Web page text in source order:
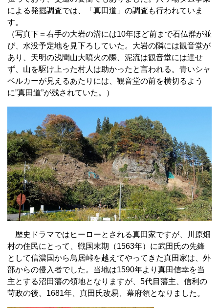
による発掘調査では、「真田道」の調査も行われていま
す。
（写真下＝右手の大岩の溝には10年ほど前まで石仏群が並
び、水没予定地を見下ろしていた。大岩の隣には観音堂が
あり、天明の浅間山大噴火の際、泥流は観音堂には達せ
ず、山を駆け上った村人は助かったと言われる。青いシャ
ベルカーが見えるあたりには、観音堂の前を横切るよう
に”真田道”が残されていた。）
歴史ドラマではヒーローとされる真田家ですが、川原畑
村の住民にとって、戦国末期（1563年）に武田氏の先鋒
として信濃国から鳥居峠を越えてやってきた真田家は、外
部からの侵入者でした。当地は1590年より真田信幸を当
主とする沼田藩の領地となりますが、5代目藩主、信利の
苛政の後、1681年、真田氏改易、幕府領となりました。